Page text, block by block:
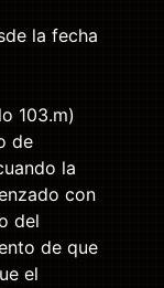
la fecha
103.m)
de
la
con
del
de que
el